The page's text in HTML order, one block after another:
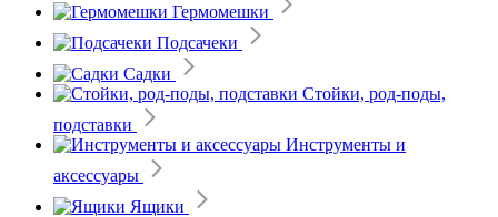
Гермомешки
Подсачеки
Садки
Стойки, род-поды,
подставки
Инструменты и
аксессуары
Ящики